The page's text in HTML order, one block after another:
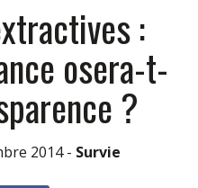
:
osera-t-
?
2014 - Survie